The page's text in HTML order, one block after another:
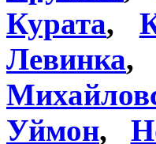
Курата,
Левинка
Уймон,